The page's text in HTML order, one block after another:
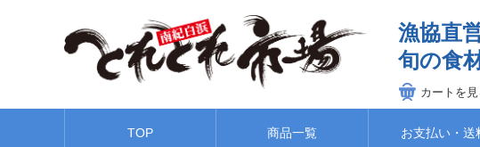
漁協直
旬の食
カートを見
TOP 商品一覧 お支払い・送